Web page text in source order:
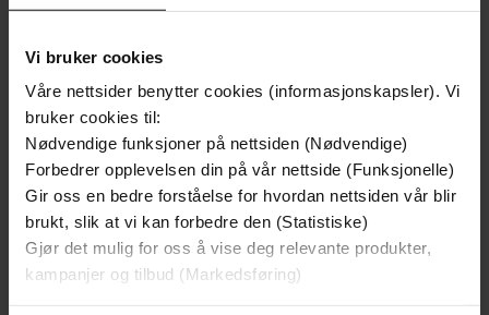
Vi bruker cookies
Våre nettsider benytter cookies (informasjonskapsler). Vi
bruker cookies til:
Nødvendige funksjoner på nettsiden (Nødvendige)
Forbedrer opplevelsen din på vår nettside (Funksjonelle)
Gir oss en bedre forståelse for hvordan nettsiden vår blir
brukt, slik at vi kan forbedre den (Statistiske)
Gjør det mulig for oss å vise deg relevante produkter,
kampanjer og tilbud (Markedsføring)
118,-
Good & Evil
Giacometti
EBOK
236,-
Good & Evil
Giacometti